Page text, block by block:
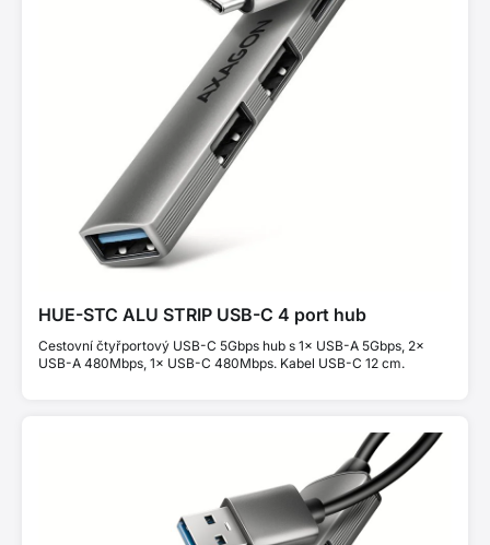
HUE-STC ALU STRIP USB-C 4 port hub
Cestovní čtyřportový USB-C 5Gbps hub s 1× USB-A 5Gbps, 2×
USB-A 480Mbps, 1× USB-C 480Mbps. Kabel USB-C 12 cm.